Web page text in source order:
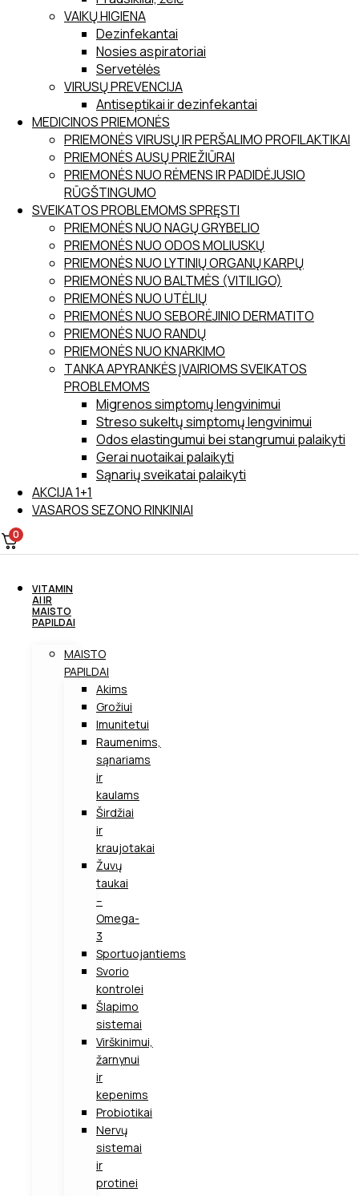
VAIKŲ HIGIENA
Dezinfekantai
Nosies aspiratoriai
Servetėlės
VIRUSŲ PREVENCIJA
Antiseptikai ir dezinfekantai
MEDICINOS PRIEMONĖS
PRIEMONĖS VIRUSŲ IR PERŠALIMO PROFILAKTIKAI
PRIEMONĖS AUSŲ PRIEŽIŪRAI
PRIEMONĖS NUO RĖMENS IR PADIDĖJUSIO
RŪGŠTINGUMO
SVEIKATOS PROBLEMOMS SPRĘSTI
PRIEMONĖS NUO NAGŲ GRYBELIO
PRIEMONĖS NUO ODOS MOLIUSKŲ
PRIEMONĖS NUO LYTINIŲ ORGANŲ KARPŲ
PRIEMONĖS NUO BALTMĖS (VITILIGO)
PRIEMONĖS NUO UTĖLIŲ
PRIEMONĖS NUO SEBORĖJINIO DERMATITO
PRIEMONĖS NUO RANDŲ
PRIEMONĖS NUO KNARKIMO
TANKA APYRANKĖS ĮVAIRIOMS SVEIKATOS
PROBLEMOMS
Migrenos simptomų lengvinimui
Streso sukeltų simptomų lengvinimui
Odos elastingumui bei stangrumui palaikyti
Gerai nuotaikai palaikyti
Sąnarių sveikatai palaikyti
AKCIJA 1+1
VASAROS SEZONO RINKINIAI
0
VITAMIN
AI IR
MAISTO
PAPILDAI
MAISTO
PAPILDAI
Akims
Grožiui
Imunitetui
Raumenims,
sąnariams
ir
kaulams
Širdžiai
ir
kraujotakai
Žuvų
taukai
–
Omega-
3
Sportuojantiems
Svorio
kontrolei
Šlapimo
sistemai
Virškinimui,
žarnynui
ir
kepenims
Probiotikai
Nervų
sistemai
ir
protinei